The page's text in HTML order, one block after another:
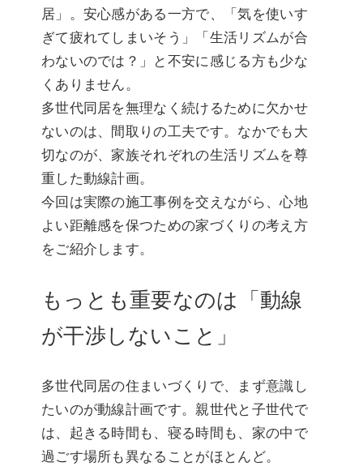
居」。安心感がある一方で、「気を使いす
ぎて疲れてしまいそう」「生活リズムが合
わないのでは？」と不安に感じる方も少な
くありません。
多世代同居を無理なく続けるために欠かせ
ないのは、間取りの工夫です。なかでも大
切なのが、家族それぞれの生活リズムを尊
重した動線計画。
今回は実際の施工事例を交えながら、心地
よい距離感を保つための家づくりの考え方
をご紹介します。
もっとも重要なのは「動線
が干渉しないこと」
多世代同居の住まいづくりで、まず意識し
たいのが動線計画です。親世代と子世代で
は、起きる時間も、寝る時間も、家の中で
過ごす場所も異なることがほとんど。